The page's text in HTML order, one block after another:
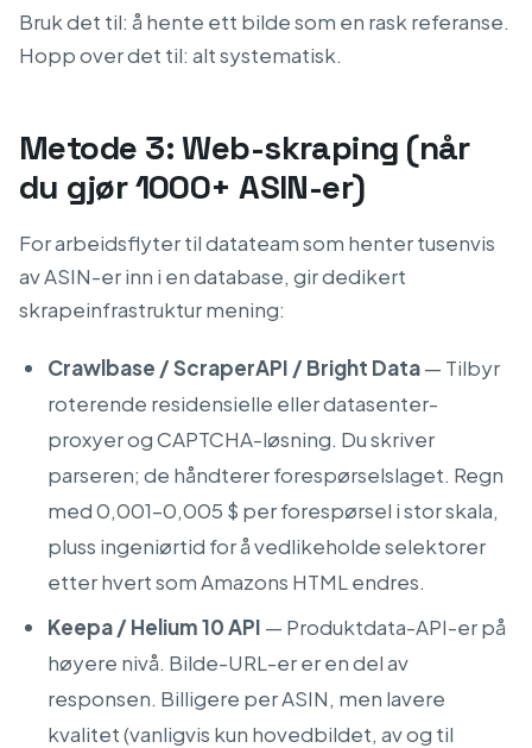
Bruk det til: å hente ett bilde som en rask referanse.
Hopp over det til: alt systematisk.
Metode 3: Web-skraping (når
du gjør 1000+ ASIN-er)
For arbeidsflyter til datateam som henter tusenvis
av ASIN-er inn i en database, gir dedikert
skrapeinfrastruktur mening:
Crawlbase / ScraperAPI / Bright Data— Tilbyr
roterende residensielle eller datasenter-
proxyer og CAPTCHA-løsning. Du skriver
parseren; de håndterer forespørselslaget. Regn
med 0,001–0,005 $ per forespørsel i stor skala,
pluss ingeniørtid for å vedlikeholde selektorer
etter hvert som Amazons HTML endres.
Keepa / Helium 10 API — Produktdata-API-er på
høyere nivå. Bilde-URL-er er en del av
responsen. Billigere per ASIN, men lavere
kvalitet (vanligvis kun hovedbildet, av og til